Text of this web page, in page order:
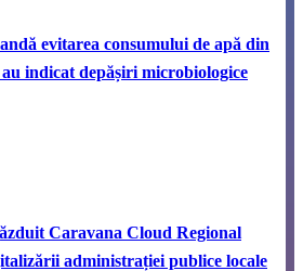
evitarea consumului de apă din
indicat depășiri microbiologice
Caravana Cloud Regional
administrației publice locale